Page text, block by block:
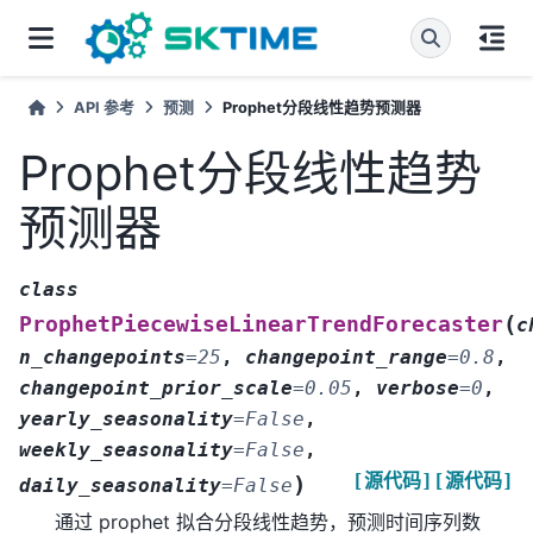
API 参考 预测 Prophet分段线性趋势预测器
Prophet分段线性趋势
预测器
class
ProphetPiecewiseLinearTrendForecaster(
n_changepoints=25 , changepoint_range=0.8 ,
changepoint_prior_scale=0.05 , verbose=0 ,
yearly_seasonality=False ,
weekly_seasonality=False ,
daily_seasonality=False ) [源代码]
[源代码]
通过 prophet 拟合分段线性趋势，预测时间序列数